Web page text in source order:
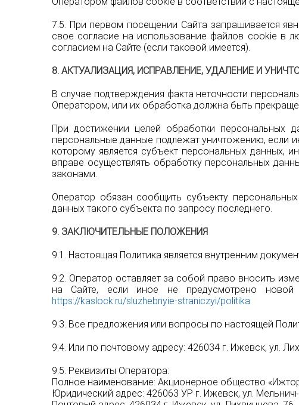
7.5. При первом посещении Сайта запрашивается
свое согласие на использование файлов cookie в
согласием на Сайте (если таковой имеется).
8. АКТУАЛИЗАЦИЯ, ИСПРАВЛЕНИЕ, УДАЛЕНИЕ И
В случае подтверждения факта неточности
Оператором, или их обработка должна быть
При достижении целей обработки персональных
персональные данные подлежат уничтожению, если
которому является субъект персональных
вправе осуществлять обработку персональных
законами.
Оператор обязан сообщить субъекту
данных такого субъекта по запросу последнего.
9. ЗАКЛЮЧИТЕЛЬНЫЕ ПОЛОЖЕНИЯ
9.1. Настоящая Политика является внутренним
9.2. Оператор оставляет за собой право вносить
на Сайте, если иное не предусмотрено новой
https://kaslock.ru/sluzhebnyie-straniczyi/politika
9.3. Все предложения или вопросы по настоящей
9.4. Или по почтовому адресу: 426034 г. Ижевск, ул.
9.5. Реквизиты Оператора:
Полное наименование: Акционерное общество
Юридический адрес: 426063 УР г. Ижевск, ул.